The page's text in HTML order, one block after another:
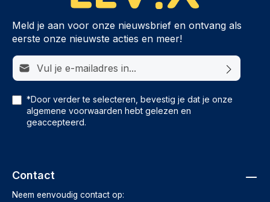
Meld je aan voor onze nieuwsbrief en ontvang als
eerste onze nieuwste acties en meer!
E-mailadres*
*Door verder te selecteren, bevestig je dat je onze
algemene voorwaarden hebt gelezen en
geaccepteerd.
Contact
Neem eenvoudig contact op: